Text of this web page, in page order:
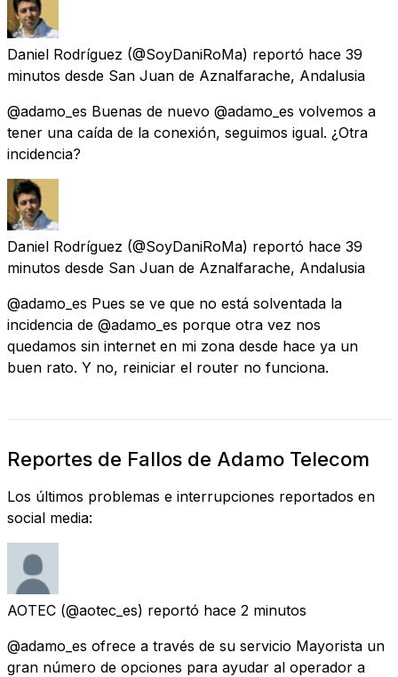
Daniel Rodríguez (@SoyDaniRoMa) reportó hace 39
minutos desde San Juan de Aznalfarache, Andalusia
@adamo_es Buenas de nuevo @adamo_es volvemos a
tener una caída de la conexión, seguimos igual. ¿Otra
incidencia?
Daniel Rodríguez (@SoyDaniRoMa) reportó hace 39
minutos desde San Juan de Aznalfarache, Andalusia
@adamo_es Pues se ve que no está solventada la
incidencia de @adamo_es porque otra vez nos
quedamos sin internet en mi zona desde hace ya un
buen rato. Y no, reiniciar el router no funciona.
Reportes de Fallos de Adamo Telecom
Los últimos problemas e interrupciones reportados en
social media:
AOTEC (@aotec_es) reportó hace 2 minutos
@adamo_es ofrece a través de su servicio Mayorista un
gran número de opciones para ayudar al operador a